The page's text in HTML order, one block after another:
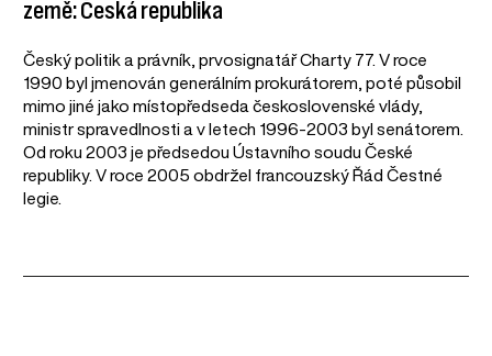
země: Česká republika
Český politik a právník, prvosignatář Charty 77. V roce
1990 byl jmenován generálním prokurátorem, poté působil
mimo jiné jako místopředseda československé vlády,
ministr spravedlnosti a v letech 1996-2003 byl senátorem.
Od roku 2003 je předsedou Ústavního soudu České
republiky. V roce 2005 obdržel francouzský Řád Čestné
legie.